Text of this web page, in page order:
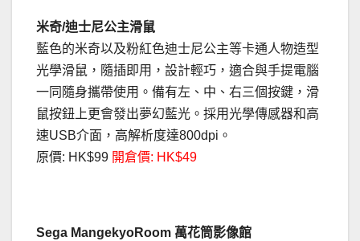
米奇/迪士尼公主滑鼠
藍色的米奇以及粉紅色迪士尼公主等卡通人物造型
光學滑鼠，隨插即用，設計輕巧，適合與手提電腦
一同隨身攜帶使用。備有左、中、右三個按鍵，滑
鼠按鈕上更會發出夢幻藍光。採用光學傳感器和高
速USB介面，高解析度達800dpi。
原價: HK$99 開倉價: HK$49
Sega MangekyoRoom 萬花筒影像館